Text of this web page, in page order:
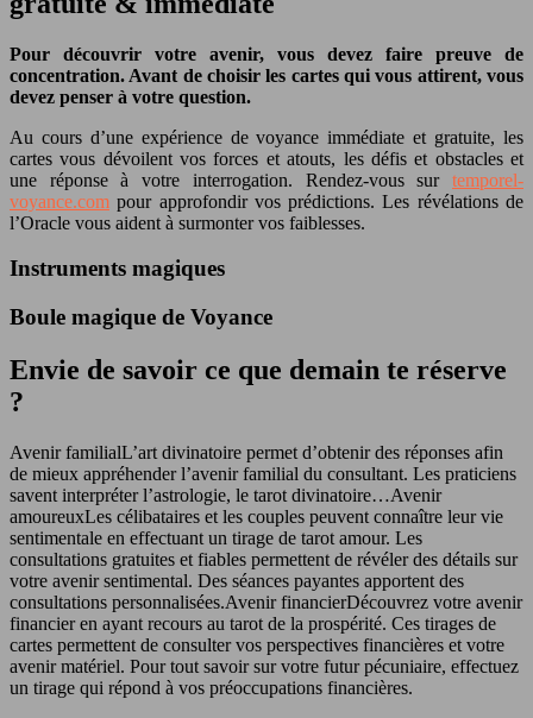
Pour découvrir votre avenir, vous devez faire preuve de
concentration. Avant de choisir les cartes qui vous attirent, vous
devez penser à votre question.
Au cours d’une expérience de voyance immédiate et gratuite, les
cartes vous dévoilent vos forces et atouts, les défis et obstacles et
une réponse à votre interrogation. Rendez-vous sur temporel-
voyance.com pour approfondir vos prédictions. Les révélations de
l’Oracle vous aident à surmonter vos faiblesses.
Instruments magiques
Boule magique de Voyance
Envie de savoir ce que demain te réserve
?
Avenir familialL’art divinatoire permet d’obtenir des réponses afin
de mieux appréhender l’avenir familial du consultant. Les praticiens
savent interpréter l’astrologie, le tarot divinatoire…Avenir
amoureuxLes célibataires et les couples peuvent connaître leur vie
sentimentale en effectuant un tirage de tarot amour. Les
consultations gratuites et fiables permettent de révéler des détails sur
votre avenir sentimental. Des séances payantes apportent des
consultations personnalisées.Avenir financierDécouvrez votre avenir
financier en ayant recours au tarot de la prospérité. Ces tirages de
cartes permettent de consulter vos perspectives financières et votre
avenir matériel. Pour tout savoir sur votre futur pécuniaire, effectuez
un tirage qui répond à vos préoccupations financières.